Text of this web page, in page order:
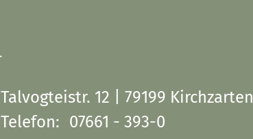
Talvogteistr. 12 | 79199 Kirchzarten
Telefon: 07661 - 393-0